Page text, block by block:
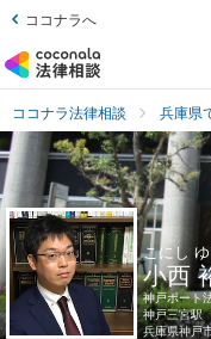
ココナラへ
ココナラ法律相談 兵庫県
こにし
小西
神戸ポート
神戸三宮駅
兵庫県神戸